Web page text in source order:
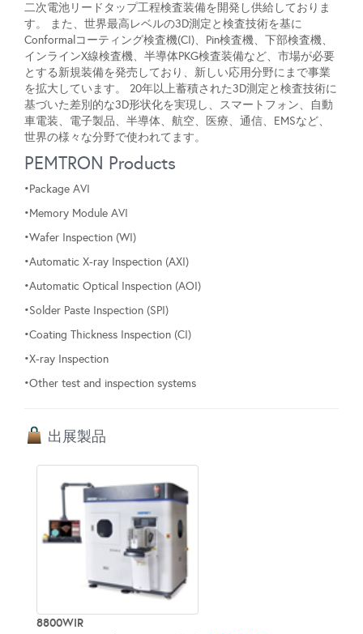
二次電池リードタップ工程検査装備を開発し供給しておりま
す。 また、世界最高レベルの3D測定と検査技術を基に
Conformalコーティング検査機(CI)、Pin検査機、下部検査機、
インラインX線検査機、半導体PKG検査装備など、市場が必要
とする新規装備を発売しており、新しい応用分野にまで事業
を拡大しています。 20年以上蓄積された3D測定と検査技術に
基づいた差別的な3D形状化を実現し、スマートフォン、自動
車電装、電子製品、半導体、航空、医療、通信、EMSなど、
世界の様々な分野で使われてます。
PEMTRON Products
•Package AVI
•Memory Module AVI
•Wafer Inspection (WI)
•Automatic X-ray Inspection (AXI)
•Automatic Optical Inspection (AOI)
•Solder Paste Inspection (SPI)
•Coating Thickness Inspection (CI)
•X-ray Inspection
•Other test and inspection systems
出展製品
8800WIR